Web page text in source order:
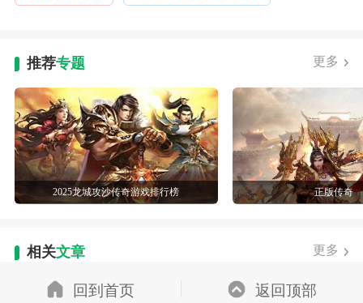
推荐专题 更多
2025龙城攻沙传奇游戏排行榜 正版传奇
相关文章 更多
回到首页 返回顶部